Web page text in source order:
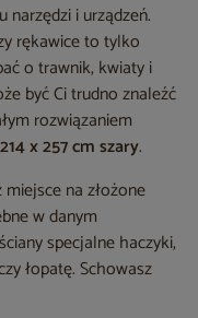
i urządzeń.
rękawice to tylko
o trawnik, kwiaty i
być Ci trudno znaleźć
rozwiązaniem
x 257 cm szary.
na złożone
w danym
specjalne haczyki,
łopatę. Schowasz